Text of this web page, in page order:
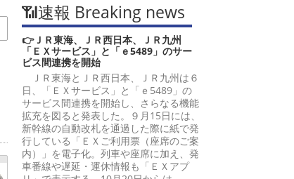
📶速報 Breaking news
👉ＪＲ東海、ＪＲ西日本、ＪＲ九州
「ＥＸサービス」と「ｅ5489」のサー
ビス間連携を開始
ＪＲ東海とＪＲ西日本、ＪＲ九州は６
日、「ＥＸサービス」と「ｅ5489」の
サービス間連携を開始し、さらなる機能
拡充を図ると発表した。９月15日には、
新幹線の自動改札を通過した際に紙で発
行している「ＥＸご利用票（座席のご案
内）」を電子化。列車や座席に加え、発
車番線や遅延・運休情報も「ＥＸアプ